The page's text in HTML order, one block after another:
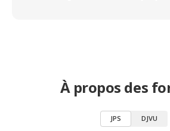
À propos des
JPS DJVU